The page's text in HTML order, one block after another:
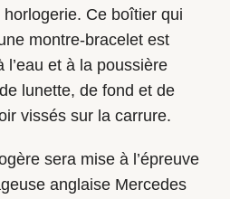
Ce boîtier qui
montre-bracelet est
l’eau et à la poussière
lunette, de fond et de
vissés sur la carrure.
sera mise à l’épreuve
anglaise Mercedes